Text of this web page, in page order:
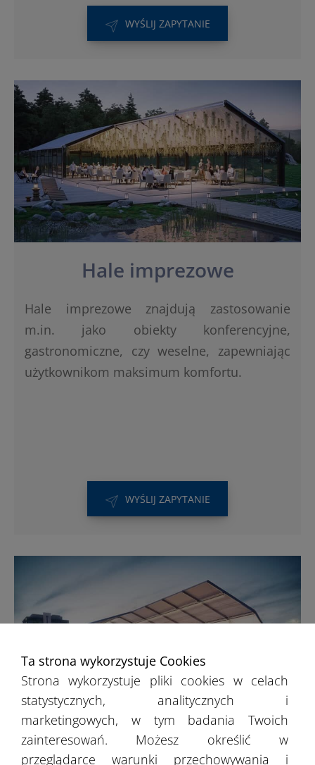
WYŚLIJ ZAPYTANIE
Hale imprezowe
Hale imprezowe znajdują zastosowanie
m.in. jako obiekty konferencyjne,
gastronomiczne, czy weselne, zapewniając
użytkownikom maksimum komfortu.
WYŚLIJ ZAPYTANIE
Hale sportowe
Ta strona wykorzystuje Cookies
Strona wykorzystuje pliki cookies w celach
statystycznych, analitycznych i
marketingowych, w tym badania Twoich
zainteresowań. Możesz określić w
przeglądarce warunki przechowywania i